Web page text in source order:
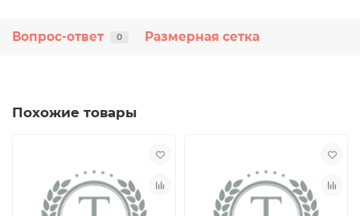
Вопрос-ответ 0 Размерная сетка
Похожие товары